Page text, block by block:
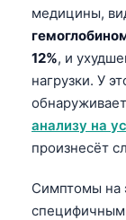
медицины,
12%, и
нагрузки. У
анализу на
произнесёт
Симптомы на
Shqip
اردو
मराठी
తెలుగు
ગુજરાતી